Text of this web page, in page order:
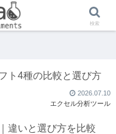
ト4種の比較と選び方
2026.07.10
エクセル分析ツール
違いと選び方を比較
検索